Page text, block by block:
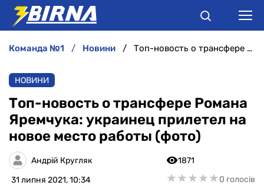
АНАЛІТИКА
ІНТЕРВ'Ю
РІЗНЕ
команда №1 новини Топ-новость о трансфере Романа Яремчука: украинец прилетел на новое место работы (фото)
НОВИНИ
Топ-новость о трансфере Романа
Яремчука: украинец прилетел на
новое место работы (фото)
Андрій Кругляк
31 липня 2021, 10:34
1871
★★★★★
★★★★★0 голосів